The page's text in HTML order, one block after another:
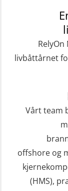
Gass
HLO/
HLO/
–
t
ROC
ROC
STCW
båt
livbåttårnet
Vårt team
offshore og
(HMS),